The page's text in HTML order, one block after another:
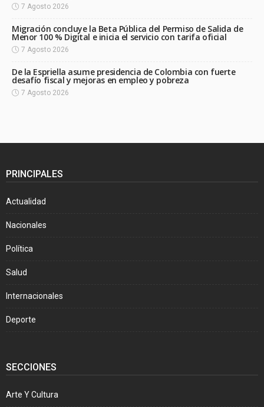
7 Agosto 2026
Migración concluye la Beta Pública del Permiso de Salida de
Menor 100 % Digital e inicia el servicio con tarifa oficial
7 Agosto 2026
De la Espriella asume presidencia de Colombia con fuerte
desafío fiscal y mejoras en empleo y pobreza
7 Agosto 2026
PRINCIPALES
Actualidad
Nacionales
Política
Salud
Internacionales
Deporte
SECCIONES
Arte Y Cultura